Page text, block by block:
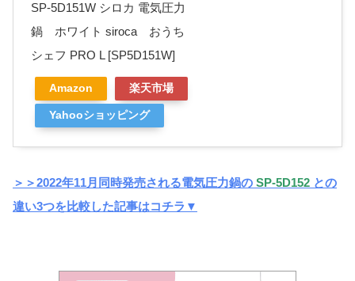
SP-5D151W シロカ 電気圧力
鍋 ホワイト siroca おうち
シェフ PRO L [SP5D151W]
Amazon 楽天市場
Yahooショッピング
＞＞2022年11月同時発売される電気圧力鍋の SP-5D152 との
違い3つを比較した記事はコチラ▼